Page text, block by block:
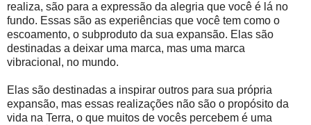
realiza, são para a expressão da alegria que você é lá no
fundo. Essas são as experiências que você tem como o
escoamento, o subproduto da sua expansão. Elas são
destinadas a deixar uma marca, mas uma marca
vibracional, no mundo.
Elas são destinadas a inspirar outros para sua própria
expansão, mas essas realizações não são o propósito da
vida na Terra, o que muitos de vocês percebem é uma